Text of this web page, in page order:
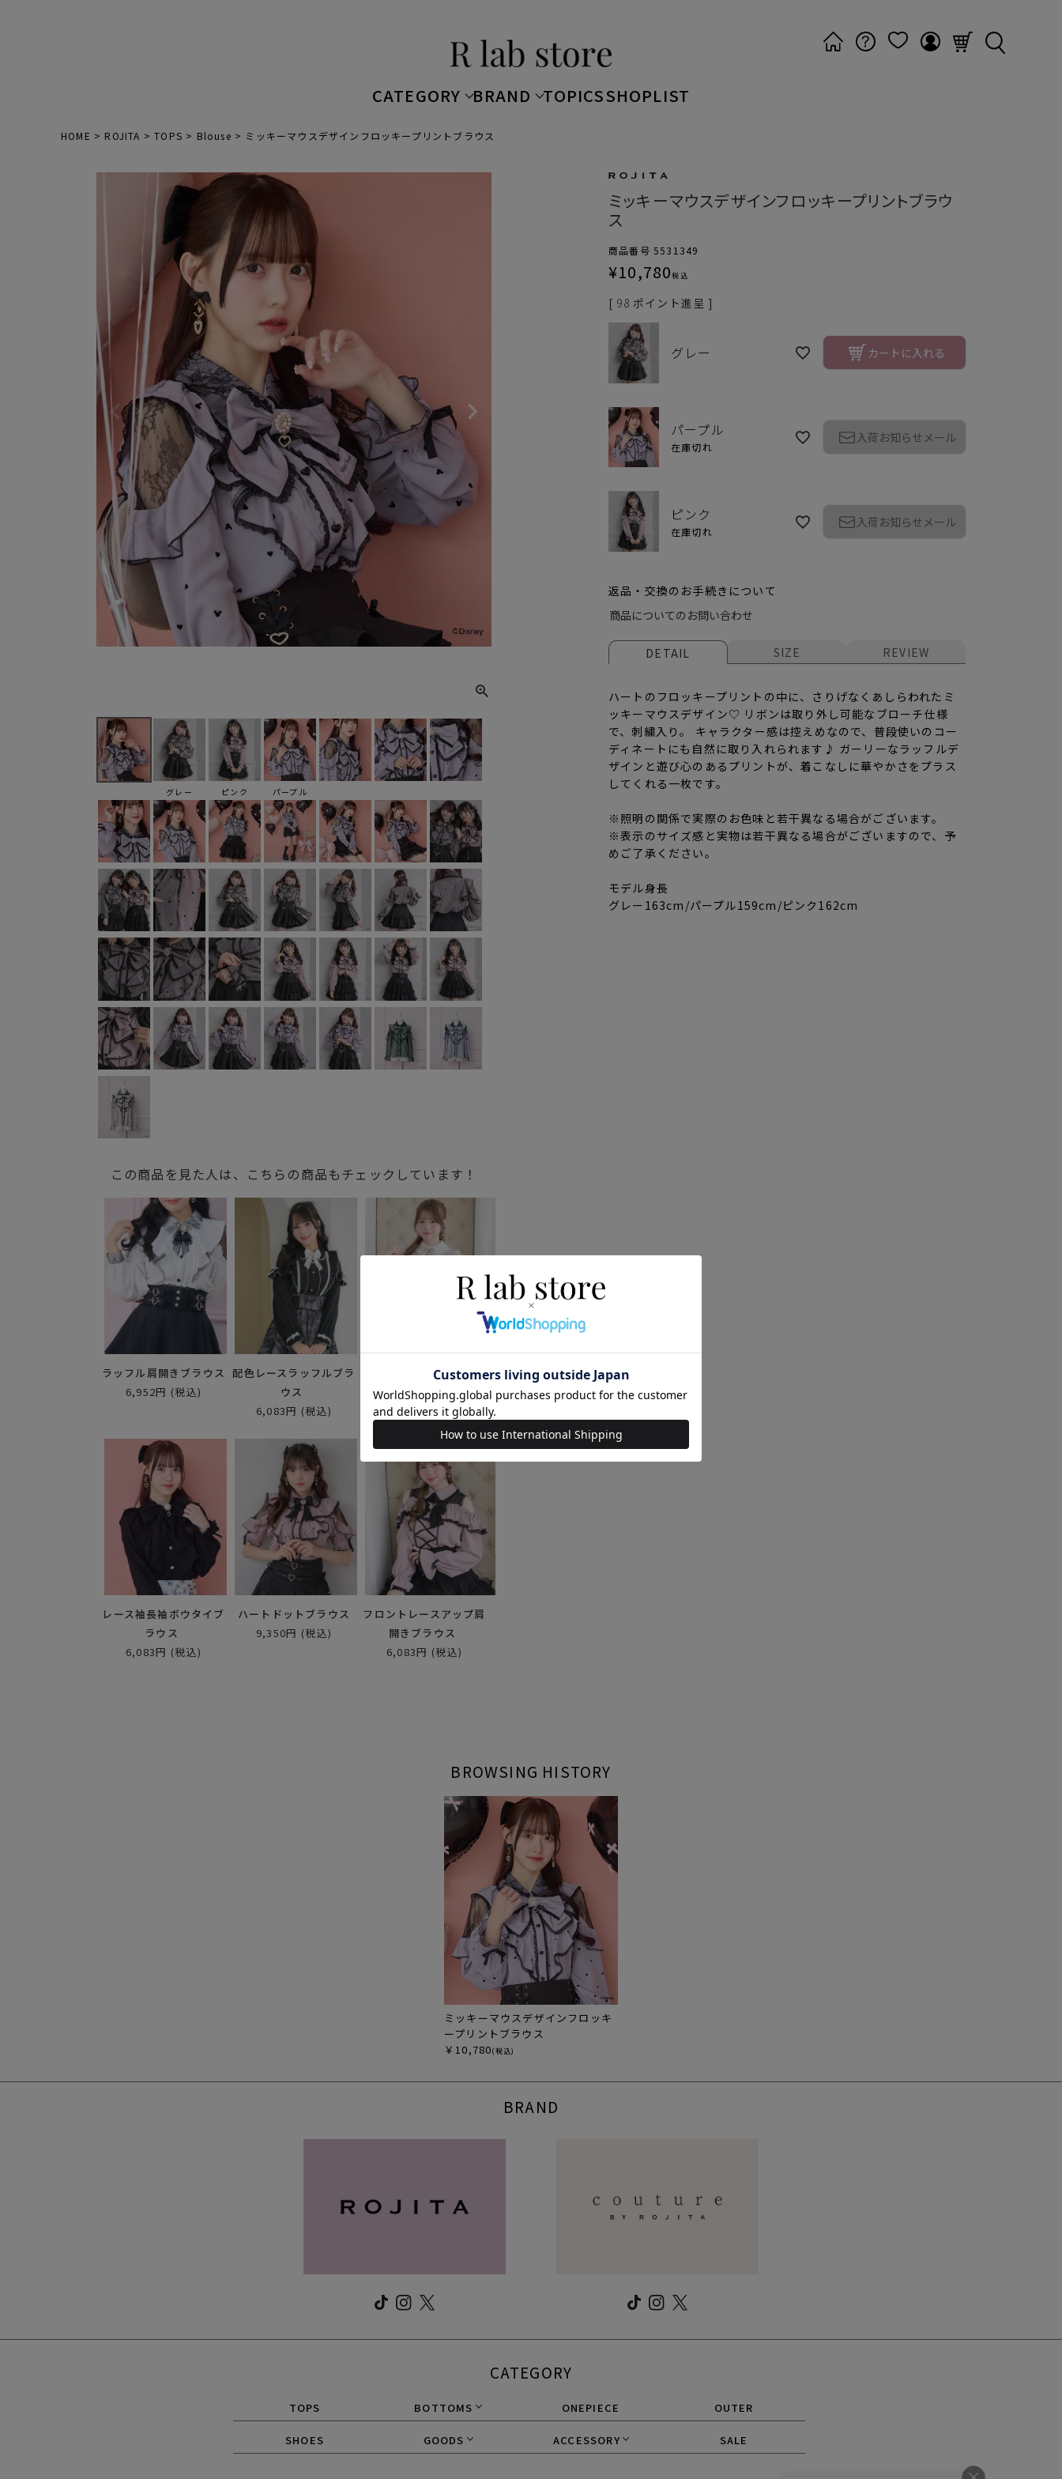
CATEGORY BRAND TOPICSSHOPLIST
HOME ROJITA TOPS Blouse ミッキーマウスデザインフロッキープリントブラウス
グレー
グレー ピンク パープル
この商品を見た人は、こちらの商品もチェックしています！
ラッフル肩開きブラウス
6,952円 (税込)
配色レースラッフルブラ
ウス
6,083円 (税込)
ダブルリボンレース切替
カットトップス
8,690円 (税込)
レース袖長袖ボウタイブ
ラウス
6,083円 (税込)
ハートドットブラウス
9,350円 (税込)
フロントレースアップ肩
開きブラウス
6,083円 (税込)
ミッキーマウスデザインフロッキープリントブラウ
ス
商品番号 5531349
¥10,780税込
[ 98 ポイント進呈 ]
グレー カートに入れる
パープル
在庫切れ
入荷お知らせメール
ピンク
在庫切れ
入荷お知らせメール
返品・交換のお手続きについて
商品についてのお問い合わせ
DETAIL SIZE REVIEW
ハートのフロッキープリントの中に、さりげなくあしらわれたミ
ッキーマウスデザイン♡ リボンは取り外し可能なブローチ仕様
で、刺繍入り。 キャラクター感は控えめなので、普段使いのコー
ディネートにも自然に取り入れられます♪ ガーリーなラッフルデ
ザインと遊び心のあるプリントが、着こなしに華やかさをプラス
してくれる一枚です。
※照明の関係で実際のお色味と若干異なる場合がございます。
※表示のサイズ感と実物は若干異なる場合がございますので、予
めご了承ください。
モデル身長
グレー163cm/パープル159cm/ピンク162cm
BROWSING HISTORY
ミッキーマウスデザインフロッキ
ープリントブラウス
￥10,780(税込)
BRAND
CATEGORY
TOPS BOTTOMS ONEPIECE OUTER
SHOES GOODS ACCESSORY SALE